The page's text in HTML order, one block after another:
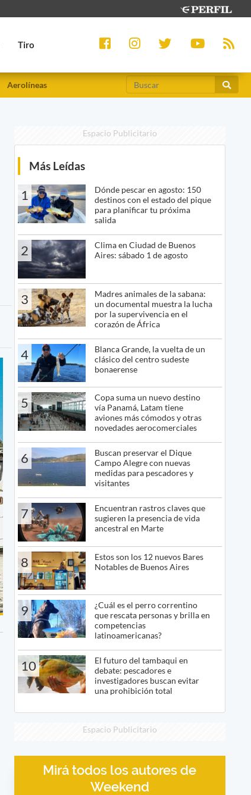
Tiro
Aerolíneas
Espacio Publicitario
Más Leídas
1
Dónde pescar en agosto: 150
destinos con el estado del pique
para planificar tu próxima
salida
2
Clima en Ciudad de Buenos
Aires: sábado 1 de agosto
3
Madres animales de la sabana:
un documental muestra la lucha
por la supervivencia en el
corazón de África
4
Blanca Grande, la vuelta de un
clásico del centro sudeste
bonaerense
5
Copa suma un nuevo destino
vía Panamá, Latam tiene
aviones más cómodos y otras
novedades aerocomerciales
6
Buscan preservar el Dique
Campo Alegre con nuevas
medidas para pescadores y
visitantes
7
Encuentran rastros claves que
sugieren la presencia de vida
ancestral en Marte
8
Estos son los 12 nuevos Bares
Notables de Buenos Aires
9
¿Cuál es el perro correntino
que rescata personas y brilla en
competencias
latinoamericanas?
10
El futuro del tambaqui en
debate: pescadores e
investigadores buscan evitar
una prohibición total
Espacio Publicitario
Mirá todos los autores de
Weekend